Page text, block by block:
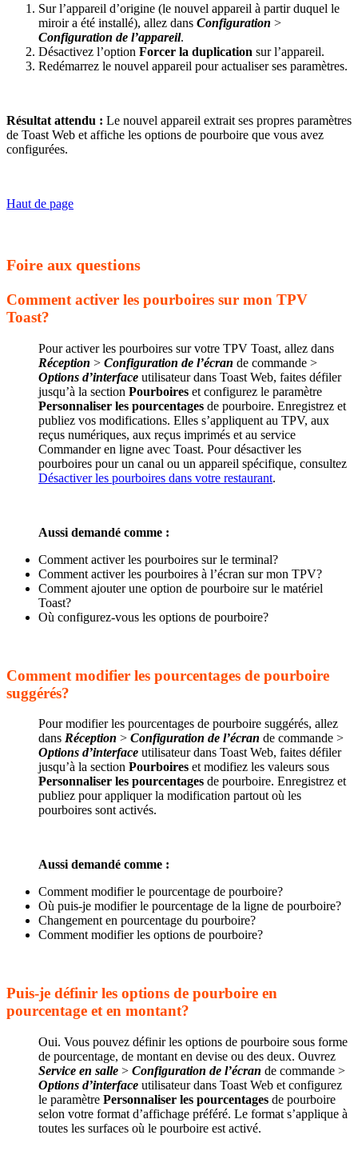
Sur l’appareil d’origine (le nouvel appareil à partir duquel le
miroir a été installé), allez dans Configuration >
Configuration de l’appareil.
Désactivez l’option Forcer la duplication sur l’appareil.
Redémarrez le nouvel appareil pour actualiser ses paramètres.
Résultat attendu : Le nouvel appareil extrait ses propres paramètres
de Toast Web et affiche les options de pourboire que vous avez
configurées.
Haut de page
Foire aux questions
Comment activer les pourboires sur mon TPV
Toast?
Pour activer les pourboires sur votre TPV Toast, allez dans
Réception > Configuration de l’écran de commande >
Options d’interface utilisateur dans Toast Web, faites défiler
jusqu’à la section Pourboires et configurez le paramètre
Personnaliser les pourcentages de pourboire. Enregistrez et
publiez vos modifications. Elles s’appliquent au TPV, aux
reçus numériques, aux reçus imprimés et au service
Commander en ligne avec Toast. Pour désactiver les
pourboires pour un canal ou un appareil spécifique, consultez
Désactiver les pourboires dans votre restaurant.
Aussi demandé comme :
Comment activer les pourboires sur le terminal?
Comment activer les pourboires à l’écran sur mon TPV?
Comment ajouter une option de pourboire sur le matériel
Toast?
Où configurez-vous les options de pourboire?
Comment modifier les pourcentages de pourboire
suggérés?
Pour modifier les pourcentages de pourboire suggérés, allez
dans Réception > Configuration de l’écran de commande >
Options d’interface utilisateur dans Toast Web, faites défiler
jusqu’à la section Pourboires et modifiez les valeurs sous
Personnaliser les pourcentages de pourboire. Enregistrez et
publiez pour appliquer la modification partout où les
pourboires sont activés.
Aussi demandé comme :
Comment modifier le pourcentage de pourboire?
Où puis-je modifier le pourcentage de la ligne de pourboire?
Changement en pourcentage du pourboire?
Comment modifier les options de pourboire?
Puis-je définir les options de pourboire en
pourcentage et en montant?
Oui. Vous pouvez définir les options de pourboire sous forme
de pourcentage, de montant en devise ou des deux. Ouvrez
Service en salle > Configuration de l’écran de commande >
Options d’interface utilisateur dans Toast Web et configurez
le paramètre Personnaliser les pourcentages de pourboire
selon votre format d’affichage préféré. Le format s’applique à
toutes les surfaces où le pourboire est activé.